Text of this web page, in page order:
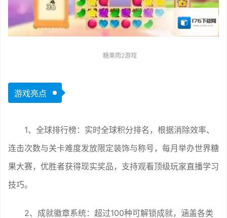
糖果雨2游戏
游戏亮点
1、全球排行榜：实时全球积分排名，根据消除效率、
连击次数与关卡难度发放限定装饰与称号，每月举办世界糖
果大赛，优胜者获得现实奖品，支持观看顶级玩家直播学习
技巧。
2、成就徽章系统：超过100种可解锁成就，涵盖各类